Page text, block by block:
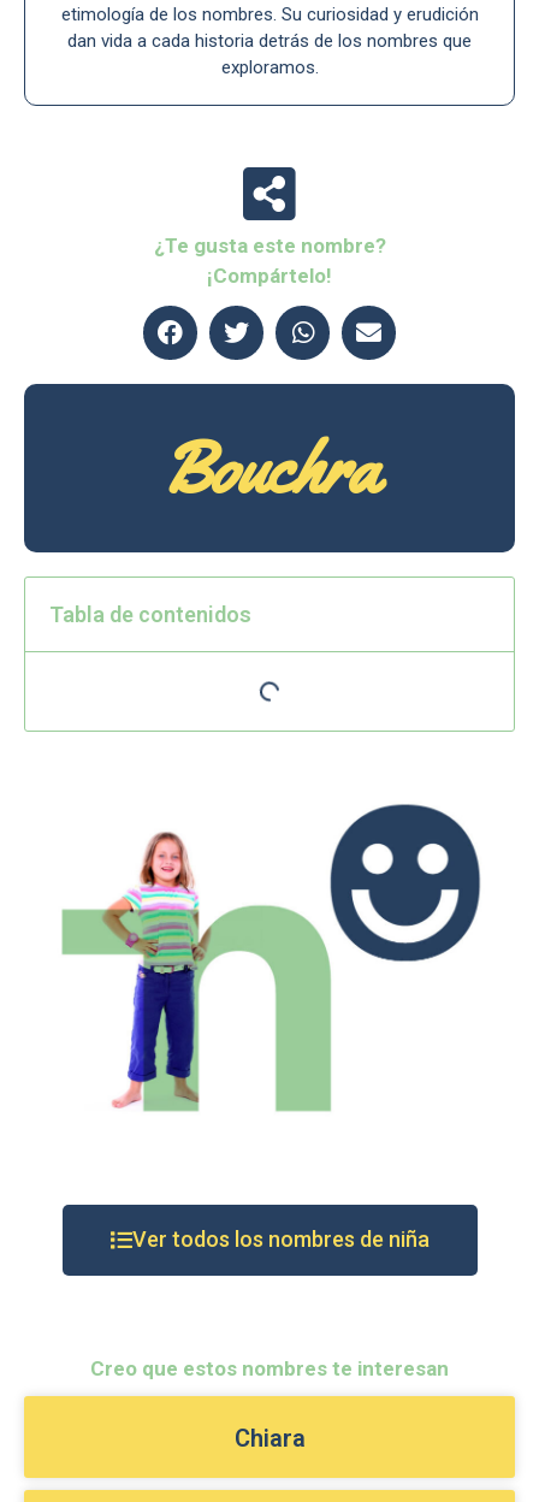
etimología de los nombres. Su curiosidad y erudición
dan vida a cada historia detrás de los nombres que
exploramos.
¿Te gusta este nombre?
¡Compártelo!
Bouchra
Tabla de contenidos
Ver todos los nombres de niña
Creo que estos nombres te interesan
Chiara